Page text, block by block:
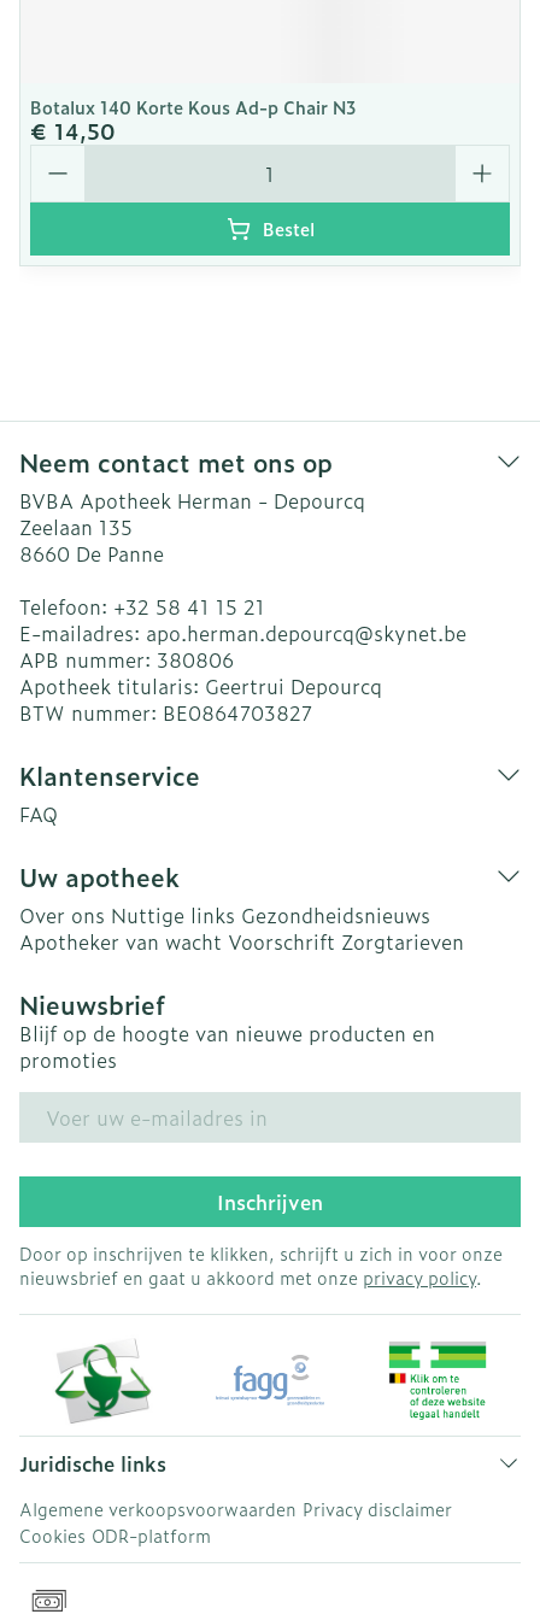
Botalux 140 Korte Kous Ad-p Chair N3
€ 14,50
Aantal
Bestel
Neem contact met ons op
BVBA Apotheek Herman - Depourcq
Zeelaan 135
8660 De Panne
Telefoon: +32 58 41 15 21
E-mailadres: apo.herman.depourcq@skynet.be
APB nummer: 380806
Apotheek titularis: Geertrui Depourcq
BTW nummer: BE0864703827
Klantenservice
FAQ
Uw apotheek
Over ons Nuttige links Gezondheidsnieuws
Apotheker van wacht Voorschrift Zorgtarieven
Nieuwsbrief
Blijf op de hoogte van nieuwe producten en
promoties
Inschrijven
Door op inschrijven te klikken, schrijft u zich in voor onze
nieuwsbrief en gaat u akkoord met onze privacy policy.
Juridische links
Algemene verkoopsvoorwaarden Privacy disclaimer
Cookies ODR-platform